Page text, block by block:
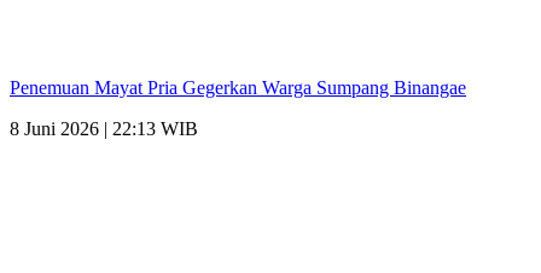
Penemuan Mayat Pria Gegerkan Warga Sumpang Binangae
8 Juni 2026 | 22:13 WIB